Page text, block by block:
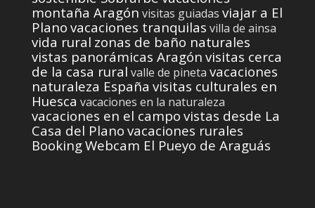
montaña Aragón visitas guiadas viajar a El
Plano vacaciones tranquilas villa de ainsa
vida rural zonas de baño naturales
vistas panorámicas Aragón visitas cerca
de la casa rural valle de pineta vacaciones
naturaleza España visitas culturales en
Huesca vacaciones en la naturaleza
vacaciones en el campo vistas desde La
Casa del Plano vacaciones rurales
BookingWebcam El Pueyo de Araguás